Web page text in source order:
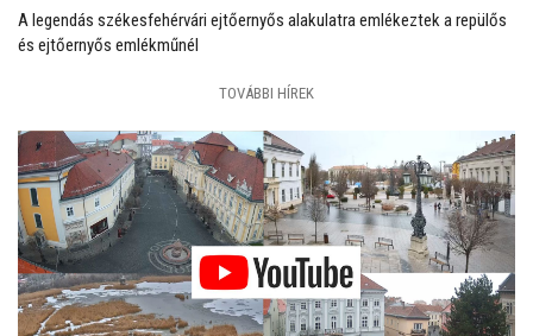
A legendás székesfehérvári ejtőernyős alakulatra emlékeztek a repülős
és ejtőernyős emlékműnél
TOVÁBBI HÍREK